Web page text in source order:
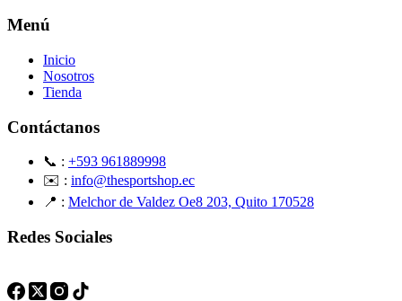
Menú
Inicio
Nosotros
Tienda
Contáctanos
📞 : +593 961889998
✉️ : info@thesportshop.ec
📍 : Melchor de Valdez Oe8 203, Quito 170528
Redes Sociales